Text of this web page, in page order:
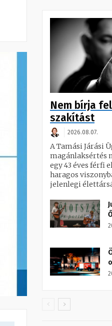
Nem bírja
szakítást
2026.08.07.
A Tamási Járási
magánlaksértés
egy 43 éves férfi
haragos
jelenlegi